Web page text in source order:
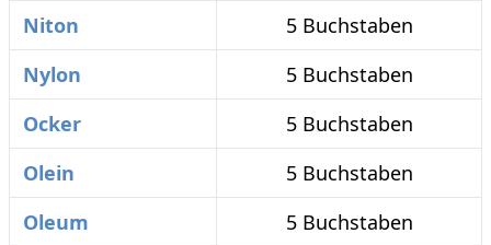
Niton
5 Buchstaben
Nylon
5 Buchstaben
Ocker
5 Buchstaben
Olein
5 Buchstaben
Oleum
5 Buchstaben